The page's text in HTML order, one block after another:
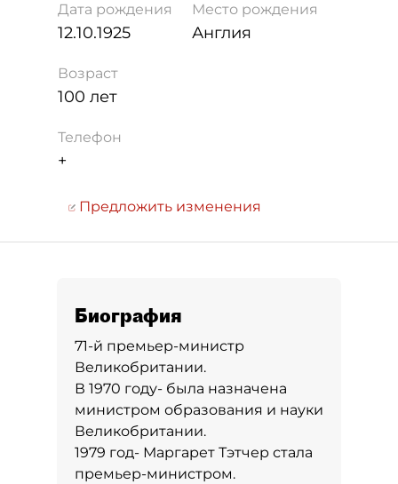
Дата рождения
12.10.1925
Место рождения
Англия
Возраст
100 лет
Телефон
+
Предложить изменения
Биография
71-й премьер-министр
Великобритании.
В 1970 году- была назначена
министром образования и науки
Великобритании.
1979 год- Маргарет Тэтчер стала
премьер-министром.